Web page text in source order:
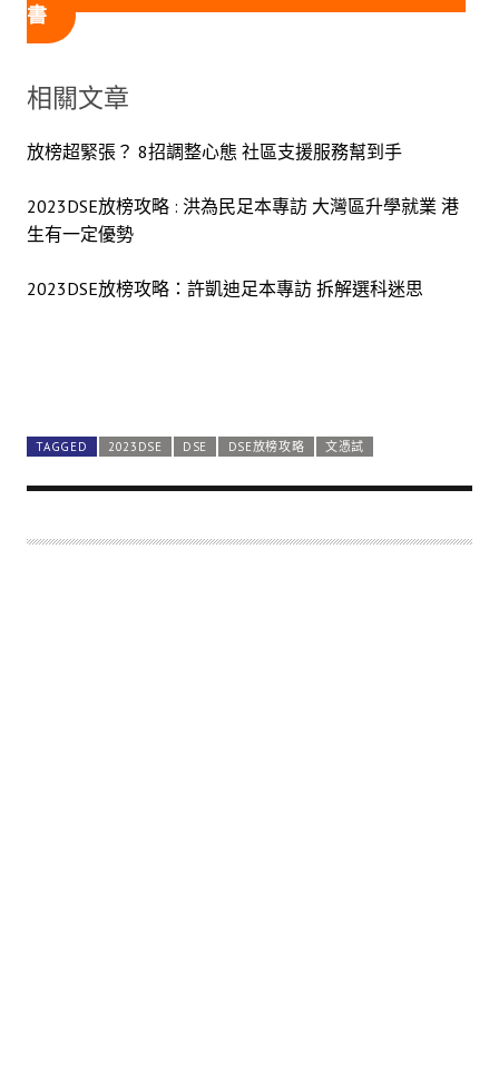
書
相關文章
放榜超緊張？ 8招調整心態 社區支援服務幫到手
2023DSE放榜攻略 : 洪為民足本專訪 大灣區升學就業 港
生有一定優勢
2023DSE放榜攻略：許凱迪足本專訪 拆解選科迷思
TAGGED 2023DSE DSE DSE放榜攻略 文憑試